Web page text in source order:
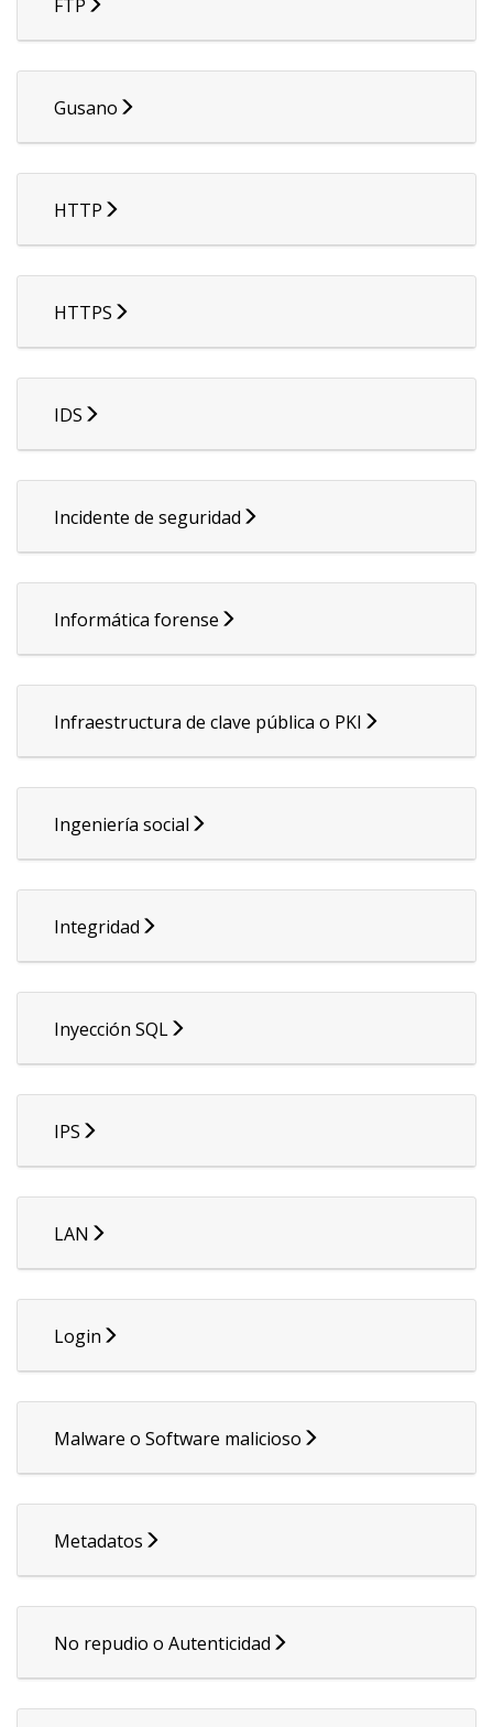
FTP
Gusano
HTTP
HTTPS
IDS
Incidente de seguridad
Informática forense
Infraestructura de clave pública o PKI
Ingeniería social
Integridad
Inyección SQL
IPS
LAN
Login
Malware o Software malicioso
Metadatos
No repudio o Autenticidad